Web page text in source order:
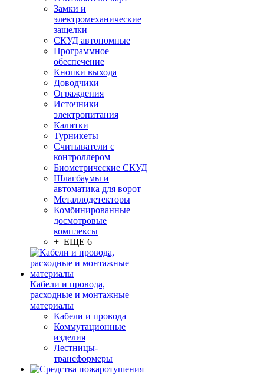
Замки и
электромеханические
защелки
СКУД автономные
Программное
обеспечение
Кнопки выхода
Доводчики
Ограждения
Источники
электропитания
Калитки
Турникеты
Считыватели с
контроллером
Биометрические СКУД
Шлагбаумы и
автоматика для ворот
Металлодетекторы
Комбинированные
досмотровые
комплексы
+ ЕЩЕ 6
Кабели и провода,
расходные и монтажные
материалы
Кабели и провода
Коммутационные
изделия
Лестницы-
трансформеры